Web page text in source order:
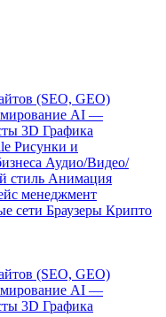
(SEO, GEO)
AI —
3D Графика
Рисунки и
Аудио/Видео/
стиль Анимация
менеджмент
сети Браузеры Крипто
(SEO, GEO)
AI —
3D Графика